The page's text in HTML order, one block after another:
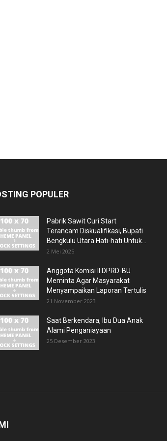
POPULER
Pabrik Sawit Curi Start
Terancam Diskualifikasi, Bupati
Bengkulu Utara Hati-hati Untuk...
2 Mei 2025
Anggota Komisi II DPRD-BU
Meminta Agar Masyarakat
Menyampaikan Laporan Tertulis
21 November 2023
Saat Berkendara, Ibu Dua Anak
Alami Penganiayaan
25 Desember 2023